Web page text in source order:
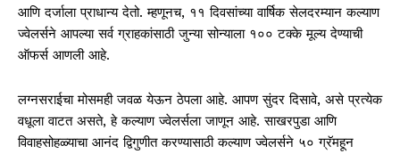
आणि दर्जाला प्राधान्य देतो. म्हणूनच, ११ दिवसांच्या वार्षिक सेलदरम्यान कल्याण
ज्वेलर्सने आपल्या सर्व ग्राहकांसाठी जुन्या सोन्याला १०० टक्के मूल्य देण्याची
ऑफर्स आणली आहे.
लग्नसराईचा मोसमही जवळ येऊन ठेपला आहे. आपण सुंदर दिसावे, असे प्रत्येक
वधूला वाटत असते, हे कल्याण ज्वेलर्सला जाणून आहे. साखरपुडा आणि
विवाहसोहळ्याचा आनंद द्विगुणीत करण्यासाठी कल्याण ज्वेलर्सने ५० ग्रॅमहून